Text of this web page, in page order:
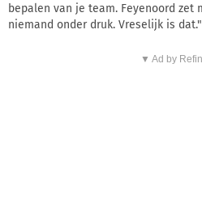
bepalen van je team. Feyenoord zet
niemand onder druk. Vreselijk is dat."
▼ Ad by